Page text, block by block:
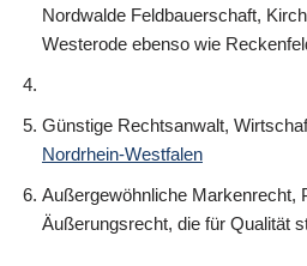
Nordwalde Feldbauerschaft,
Westerode ebenso wie
Günstige Rechtsanwalt,
Nordrhein-Westfalen
Außergewöhnliche Markenrecht,
Äußerungsrecht, die für Qualität